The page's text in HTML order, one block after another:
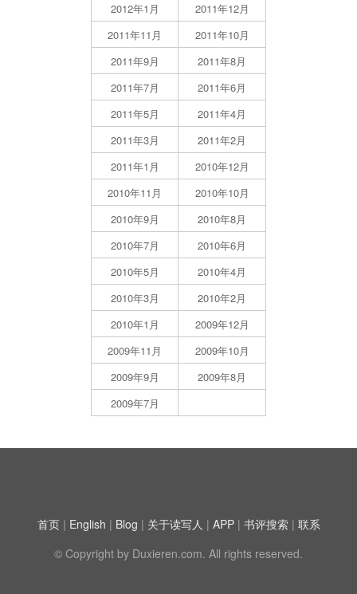
2012年1月
2011年12月
2011年11月
2011年10月
2011年9月
2011年8月
2011年7月
2011年6月
2011年5月
2011年4月
2011年3月
2011年2月
2011年1月
2010年12月
2010年11月
2010年10月
2010年9月
2010年8月
2010年7月
2010年6月
2010年5月
2010年4月
2010年3月
2010年2月
2010年1月
2009年12月
2009年11月
2009年10月
2009年9月
2009年8月
2009年7月
首页| English | Blog | 关于读写人 | APP| 书评搜索| 联系
© Copyright by Duxieren.com. All rights reserved.